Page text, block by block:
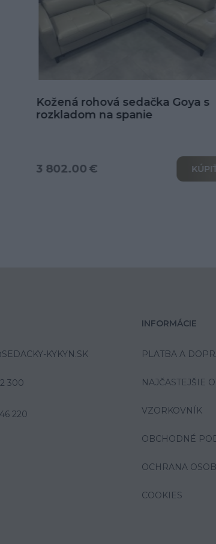
Kožená sedačka Alexandria v
U
od 6 039.00 €
KYKYN.SK
300
220
INFORMÁCIE
PLATBA A
NAJČASTEJŠIE
VZORKOVNÍK
OBCHODNÉ
OCHRANA
COOKIES